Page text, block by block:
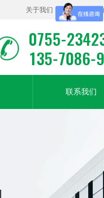
关于我们 | 联系我们 |
0755-
135-7086-
联系我们